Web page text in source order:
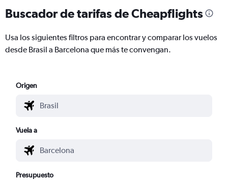
Buscador de tarifas de Cheapflights
Usa los siguientes filtros para encontrar y comparar los vuelos
desde Brasil a Barcelona que más te convengan.
Origen
Vuela a
Presupuesto